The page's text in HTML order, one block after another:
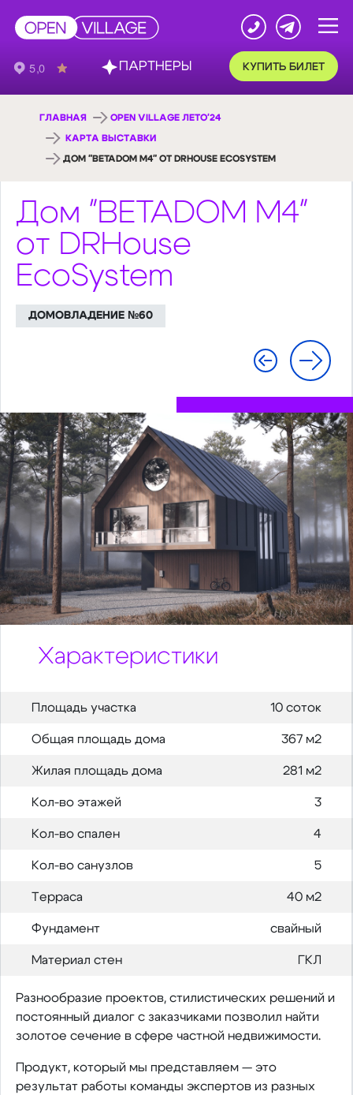
КУПИТЬ БИЛЕТ
ГЛАВНАЯ OPEN VILLAGE ЛЕТО'24
КАРТА ВЫСТАВКИ
ДОМ "BETADOM M4" ОТ DRHOUSE ECOSYSTEM
Дом "BETADOM M4"
от DRHouse
EcoSystem
ДОМОВЛАДЕНИЕ №60
Характеристики
Площадь участка 10 соток
Общая площадь дома 367 м2
Жилая площадь дома 281 м2
Кол-во этажей 3
Кол-во спален 4
Кол-во санузлов 5
Терраса 40 м2
Фундамент свайный
Материал стен ГКЛ
Разнообразие проектов, стилистических решений и
постоянный диалог с заказчиками позволил найти
золотое сечение в сфере частной недвижимости.
Продукт, который мы представляем — это
результат работы команды экспертов из разных